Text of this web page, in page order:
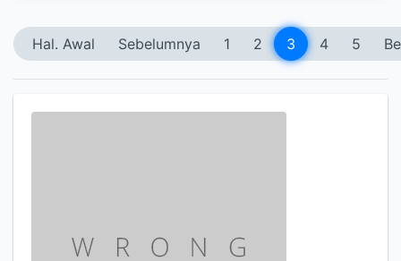
Hal. Awal Sebelumnya 1 2 3 4 5